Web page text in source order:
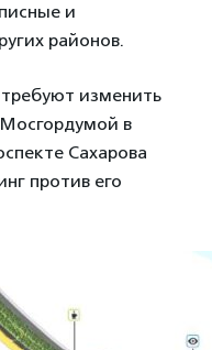
и
районов.
изменить
в
Сахарова
против его